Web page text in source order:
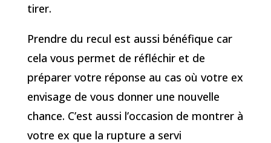
tirer.
Prendre du recul est aussi bénéfique car
cela vous permet de réfléchir et de
préparer votre réponse au cas où votre ex
envisage de vous donner une nouvelle
chance. C’est aussi l’occasion de montrer à
votre ex que la rupture a servi